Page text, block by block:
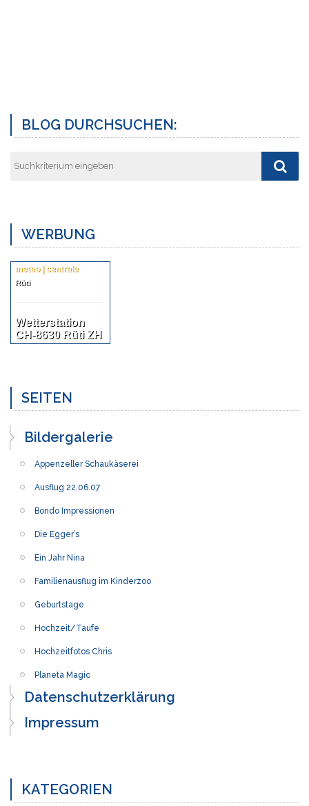
BLOG DURCHSUCHEN:
WERBUNG
meteo | centrale
Rüti
Wetterstation
CH-8630 Rüti ZH
SEITEN
Bildergalerie
Appenzeller Schaukäserei
Ausflug 22.06.07
Bondo Impressionen
Die Egger’s
Ein Jahr Nina
Familienausflug im Kinderzoo
Geburtstage
Hochzeit/Taufe
Hochzeitfotos Chris
Planeta Magic
Datenschutzerklärung
Impressum
KATEGORIEN